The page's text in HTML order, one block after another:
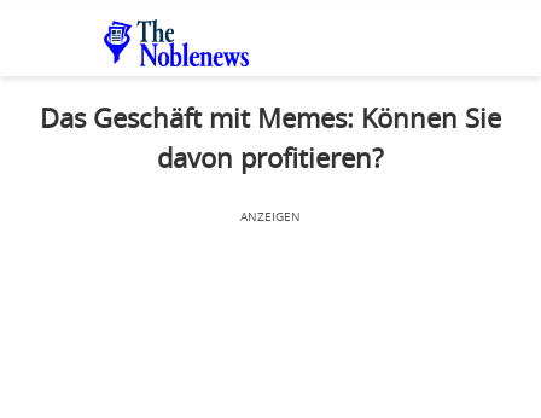
Das Geschäft mit Memes: Können Sie
davon profitieren?
ANZEIGEN